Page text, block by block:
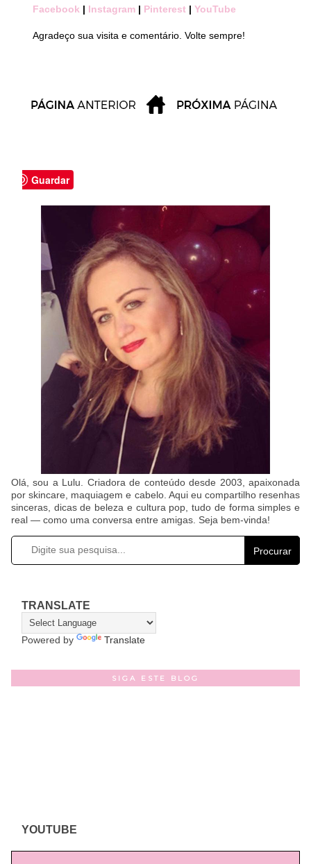
Facebook | Instagram | Pinterest | YouTube
Agradeço sua visita e comentário. Volte sempre!
Guardar
Olá, sou a Lulu. Criadora de conteúdo desde 2003, apaixonada
por skincare, maquiagem e cabelo. Aqui eu compartilho resenhas
sinceras, dicas de beleza e cultura pop, tudo de forma simples e
real — como uma conversa entre amigas. Seja bem-vinda!
Procurar
TRANSLATE
Powered by Translate
SIGA ESTE BLOG
YOUTUBE